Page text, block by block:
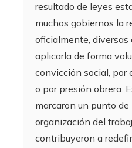
resultado de leyes
muchos gobiernos la
oficialmente, diversas
aplicarla de forma
convicción social, por
o por presión obrera.
marcaron un punto
organización del
contribuyeron a